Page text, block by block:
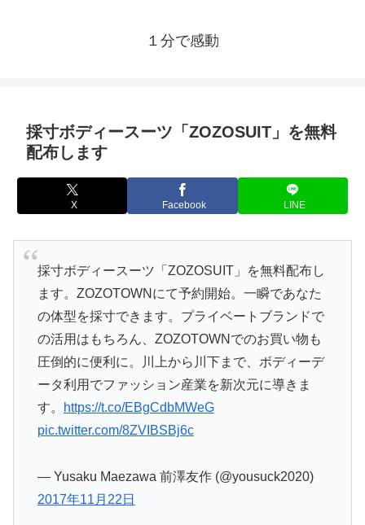
１分で感動
採寸ボディースーツ「ZOZOSUIT」を無料
配布します
X Facebook LINE
採寸ボディースーツ「ZOZOSUIT」を無料配布し
ます。ZOZOTOWNにて予約開始。一瞬であなた
の体型を採寸できます。プライベートブランドで
の活用はもちろん、ZOZOTOWNでのお買い物も
圧倒的に便利に。川上から川下まで、ボディーデ
ータ利用でファッション産業を新次元に導きま
す。
https://t.co/EBgCdbMWeG
pic.twitter.com/8ZVIBSBj6c
— Yusaku Maezawa 前澤友作 (@yousuck2020)
2017年11月22日